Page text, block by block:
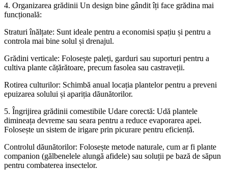
4. Organizarea grădinii Un design bine gândit îți face grădina mai
funcțională:
Straturi înălțate: Sunt ideale pentru a economisi spațiu și pentru a
controla mai bine solul și drenajul.
Grădini verticale: Folosește paleți, garduri sau suporturi pentru a
cultiva plante cățărătoare, precum fasolea sau castraveții.
Rotirea culturilor: Schimbă anual locația plantelor pentru a preveni
epuizarea solului și apariția dăunătorilor.
5. Îngrijirea grădinii comestibile Udare corectă: Udă plantele
dimineața devreme sau seara pentru a reduce evaporarea apei.
Folosește un sistem de irigare prin picurare pentru eficiență.
Controlul dăunătorilor: Folosește metode naturale, cum ar fi plante
companion (gălbenelele alungă afidele) sau soluții pe bază de săpun
pentru combaterea insectelor.